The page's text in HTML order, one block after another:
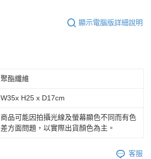
顯示電腦版詳細說明
聚酯纖維
W35x H25 x D17cm
商品可能因拍攝光線及螢幕顯色不同而有色
差方面問題，以實際出貨顏色為主。
客服